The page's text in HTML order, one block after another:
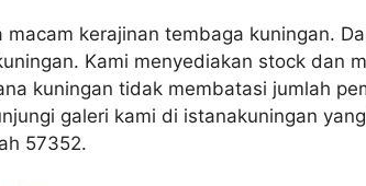
macam kerajinan tembaga kuningan.
Kami menyediakan stock dan
kuningan tidak membatasi jumlah
galeri kami di istanakuningan
57352.